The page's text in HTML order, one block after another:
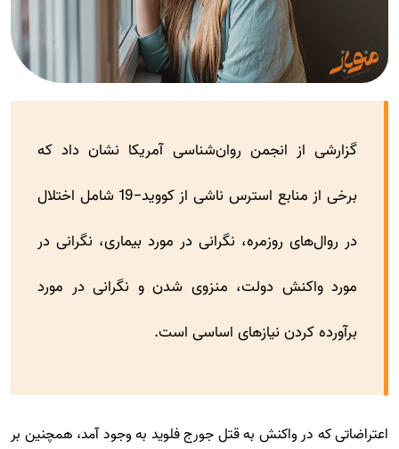
گزارشی از انجمن روان‌شناسی آمریکا نشان داد که
برخی از منابع استرس ناشی از کووید-19 شامل اختلال
در روال‌های روزمره، نگرانی در مورد بیماری، نگرانی در
مورد واکنش دولت، منزوی شدن و نگرانی در مورد
برآورده کردن نیازهای اساسی است.
اعتراضاتی که در واکنش به قتل جورج فلوید به وجود آمد، همچنین بر